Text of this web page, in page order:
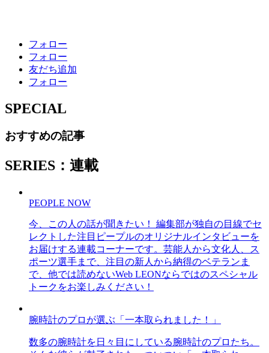
フォロー
フォロー
友だち追加
フォロー
SPECIAL
おすすめの記事
SERIES：連載
PEOPLE NOW
今、この人の話が聞きたい！ 編集部が独自の目線でセ
レクトした注目ピープルのオリジナルインタビューを
お届けする連載コーナーです。芸能人から文化人、ス
ポーツ選手まで、注目の新人から納得のベテランま
で、他では読めないWeb LEONならではのスペシャル
トークをお楽しみください！
腕時計のプロが選ぶ「一本取られました！」
数多の腕時計を日々目にしている腕時計のプロたち。